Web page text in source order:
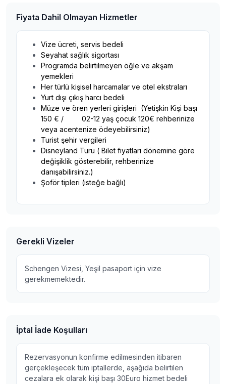
Fiyata Dahil Olmayan Hizmetler
Vize ücreti, servis bedeli
Seyahat sağlık sigortası
Programda belirtilmeyen öğle ve akşam
yemekleri
Her türlü kişisel harcamalar ve otel ekstraları
Yurt dışı çıkış harcı bedeli
Müze ve ören yerleri girişleri (Yetişkin Kişi başı
150 € / 02-12 yaş çocuk 120€ rehberinize
veya acentenize ödeyebilirsiniz)
Turist şehir vergileri
Disneyland Turu ( Bilet fiyatları dönemine göre
değişiklik gösterebilir, rehberinize
danışabilirsiniz.)
Şoför tipleri (isteğe bağlı)
Gerekli Vizeler
Schengen Vizesi, Yeşil pasaport için vize
gerekmemektedir.
İptal İade Koşulları
Rezervasyonun konfirme edilmesinden itibaren
gerçekleşecek tüm iptallerde, aşağıda belirtilen
cezalara ek olarak kişi başı 30Euro hizmet bedeli